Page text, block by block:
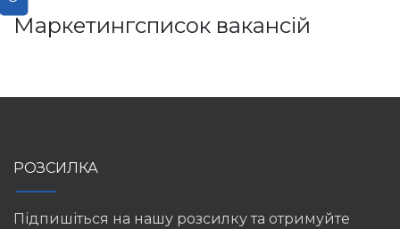
Маркетингсписок вакансій
РОЗСИЛКА
Підпишіться на нашу розсилку та отримуйте